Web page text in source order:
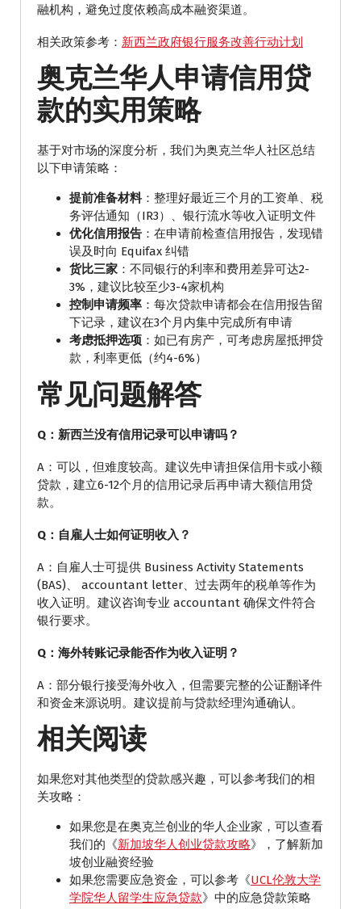
融机构，避免过度依赖高成本融资渠道。
相关政策参考： 新西兰政府银行服务改善行动计划
奥克兰华人申请信用贷
款的实用策略
基于对市场的深度分析，我们为奥克兰华人社区总结
以下申请策略：
提前准备材料：整理好最近三个月的工资单、税
务评估通知（IR3）、银行流水等收入证明文件
优化信用报告 ：在申请前检查信用报告，发现错
误及时向 Equifax 纠错
货比三家 ：不同银行的利率和费用差异可达2-
3%，建议比较至少3-4家机构
控制申请频率 ：每次贷款申请都会在信用报告留
下记录，建议在3个月内集中完成所有申请
考虑抵押选项 ：如已有房产，可考虑房屋抵押贷
款，利率更低（约4-6%）
常见问题解答
Q：新西兰没有信用记录可以申请吗？
A：可以，但难度较高。建议先申请担保信用卡或小额
贷款，建立6-12个月的信用记录后再申请大额信用贷
款。
Q：自雇人士如何证明收入？
A：自雇人士可提供 Business Activity Statements
(BAS)、 accountant letter、过去两年的税单等作为
收入证明。建议咨询专业 accountant 确保文件符合
银行要求。
Q：海外转账记录能否作为收入证明？
A：部分银行接受海外收入，但需要完整的公证翻译件
和资金来源说明。建议提前与贷款经理沟通确认。
相关阅读
如果您对其他类型的贷款感兴趣，可以参考我们的相
关攻略：
如果您是在奥克兰创业的华人企业家，可以查看
我们的《新加坡华人创业贷款攻略》，了解新加
坡创业融资经验
如果您需要应急资金，可以参考《UCL伦敦大学
学院华人留学生应急贷款》中的应急贷款策略